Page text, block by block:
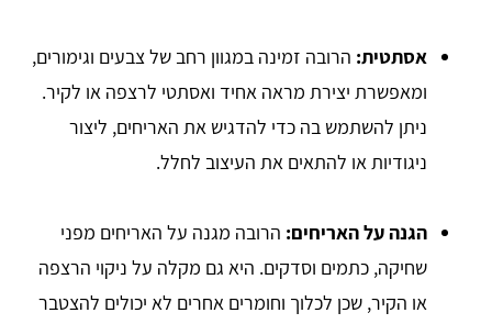
אסתטית: הרובה זמינה במגוון רחב של צבעים וגימורים,
ומאפשרת יצירת מראה אחיד ואסתטי לרצפה או לקיר.
ניתן להשתמש בה כדי להדגיש את האריחים, ליצור
ניגודיות או להתאים את העיצוב לחלל.
הגנה על האריחים: הרובה מגנה על האריחים מפני
שחיקה, כתמים וסדקים. היא גם מקלה על ניקוי הרצפה
או הקיר, שכן לכלוך וחומרים אחרים לא יכולים להצטבר